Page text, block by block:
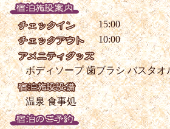
15:00
10:00
ボディソープ歯ブラシバスタオ
温泉食事処